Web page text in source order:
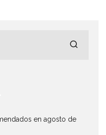
en agosto de